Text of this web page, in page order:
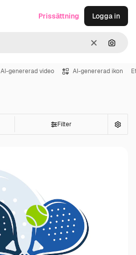
RensaSök
Prissättning Logga in
AI-genererad video AI-genererad ikon
Filter